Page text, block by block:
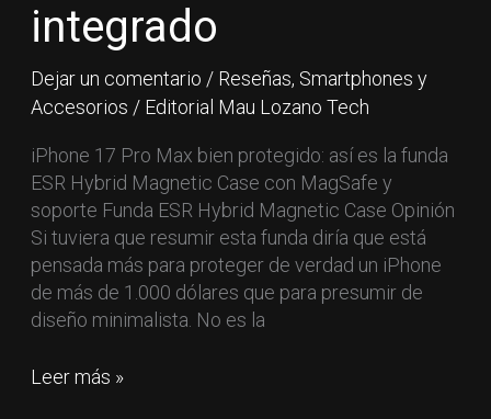
integrado
Dejar un comentario / Reseñas, Smartphones y
Accesorios / Editorial Mau Lozano Tech
iPhone 17 Pro Max bien protegido: así es la funda
ESR Hybrid Magnetic Case con MagSafe y
soporte Funda ESR Hybrid Magnetic Case Opinión
Si tuviera que resumir esta funda diría que está
pensada más para proteger de verdad un iPhone
de más de 1.000 dólares que para presumir de
diseño minimalista. No es la
con
y
soporte
Leer más »